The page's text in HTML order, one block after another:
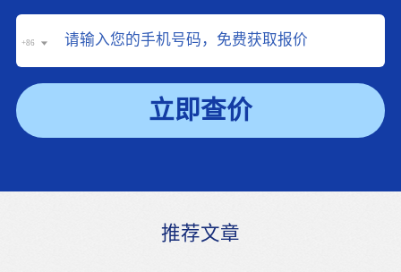
+86
立即查价
推荐文章